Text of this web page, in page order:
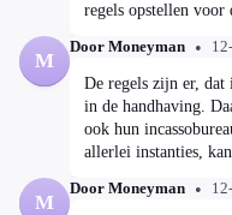
regels opstellen voor
M
Door Moneyman
De regels zijn er,
in de handhaving. Daar waar gerechtsdeurwaarders (en dus
ook hun
allerlei instanties,
eens aangepakt
M
Door Moneyman